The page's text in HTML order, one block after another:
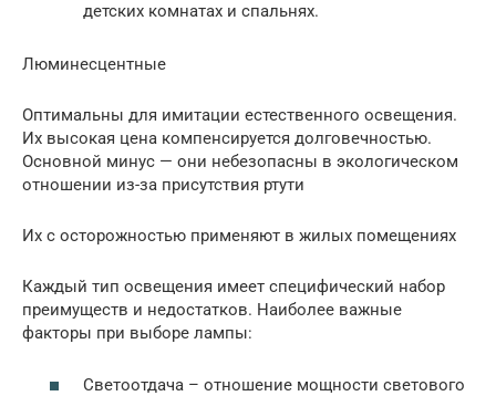
детских комнатах и спальнях.
Люминесцентные
Оптимальны для имитации естественного освещения.
Их высокая цена компенсируется долговечностью.
Основной минус — они небезопасны в экологическом
отношении из-за присутствия ртути
Их с осторожностью применяют в жилых помещениях
Каждый тип освещения имеет специфический набор
преимуществ и недостатков. Наиболее важные
факторы при выборе лампы:
Светоотдача – отношение мощности светового